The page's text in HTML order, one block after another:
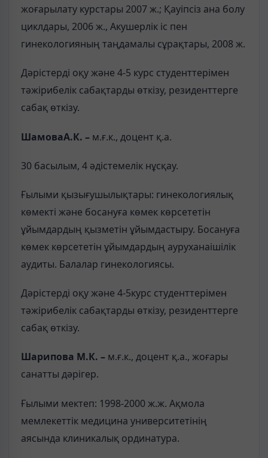
жоғарылату курстары 2007 ж.; Қауіпсіз ана болу
циклдары, 2006 ж., Акушерлік іс пен
гинекологияның таңдамалы сұрақтары, 2008 ж.
Дәрістерді оқу және 4-5 курс студенттерімен
тәжірибелік сабақтарды өткізу, резиденттерге
сабақ өткізу.
ШамоваА.К. – м.ғ.к., доцент қ.а.
30 басылым, 4 әдістемелік нұсқау.
Ғылыми қызығушылықтары: гинекологиялық
көмекті және босануға көмек көрсететін
ұйымдардың қызметін ұйымдастыру. Босануға
көмек көрсететін ұйымдардың ауруханаішілік
аудиты. Балалар гинекологиясы.
Дәрістерді оқу және 4-5курс студенттерімен
тәжірибелік сабақтарды өткізу, резиденттерге
сабақ өткізу.
Шарипова М.К. – м.ғ.к., доцент қ.а., жоғары
санатты дәрігер.
Ғылыми мектеп: 1998-2000 ж.ж. Ақмола
мемлекеттік медицина университетінің
аясында клиникалық ординатура.